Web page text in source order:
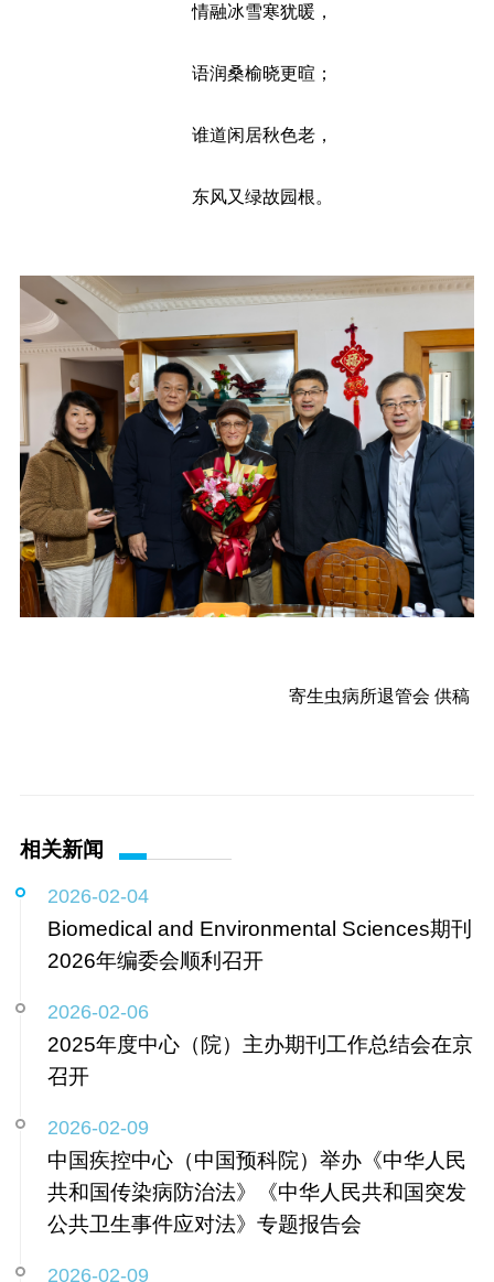
情融冰雪寒犹暖，
语润桑榆晓更暄；
谁道闲居秋色老，
东风又绿故园根。
寄生虫病所退管会 供稿
相关新闻
2026-02-04
Biomedical and Environmental Sciences期刊
2026年编委会顺利召开
2026-02-06
2025年度中心（院）主办期刊工作总结会在京
召开
2026-02-09
中国疾控中心（中国预科院）举办《中华人民
共和国传染病防治法》《中华人民共和国突发
公共卫生事件应对法》专题报告会​
2026-02-09